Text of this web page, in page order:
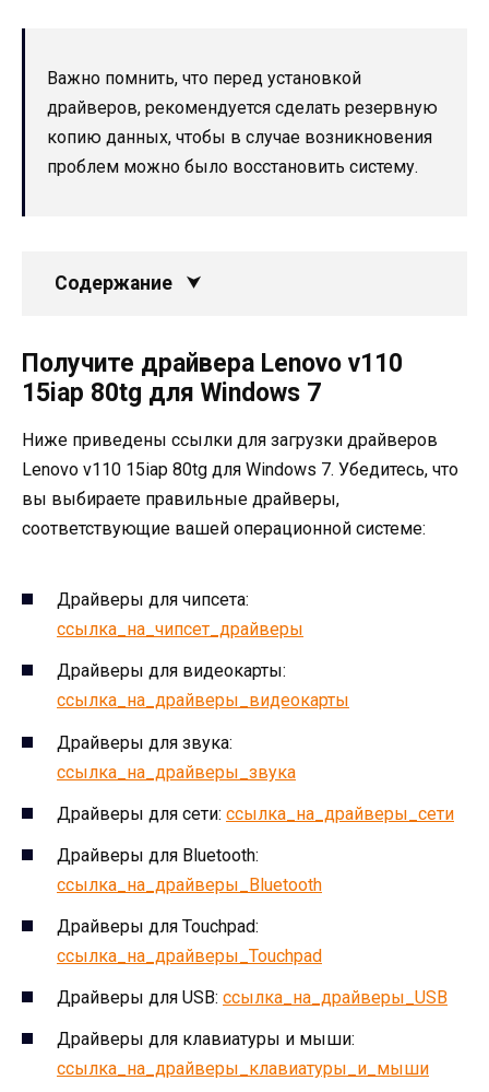
Важно помнить, что перед установкой
драйверов, рекомендуется сделать резервную
копию данных, чтобы в случае возникновения
проблем можно было восстановить систему.
Содержание
Получите драйвера Lenovo v110
15iap 80tg для Windows 7
Ниже приведены ссылки для загрузки драйверов
Lenovo v110 15iap 80tg для Windows 7. Убедитесь, что
вы выбираете правильные драйверы,
соответствующие вашей операционной системе:
Драйверы для чипсета:
ссылка_на_чипсет_драйверы
Драйверы для видеокарты:
ссылка_на_драйверы_видеокарты
Драйверы для звука:
ссылка_на_драйверы_звука
Драйверы для сети: ссылка_на_драйверы_сети
Драйверы для Bluetooth:
ссылка_на_драйверы_Bluetooth
Драйверы для Touchpad:
ссылка_на_драйверы_Touchpad
Драйверы для USB: ссылка_на_драйверы_USB
Драйверы для клавиатуры и мыши:
ссылка_на_драйверы_клавиатуры_и_мыши